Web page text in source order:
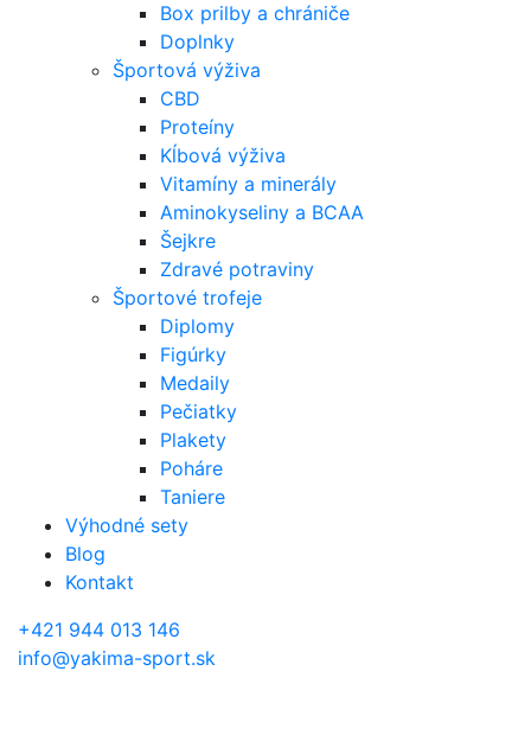
Box prilby a chrániče
Doplnky
Športová výživa
CBD
Proteíny
Kĺbová výživa
Vitamíny a minerály
Aminokyseliny a BCAA
Šejkre
Zdravé potraviny
Športové trofeje
Diplomy
Figúrky
Medaily
Pečiatky
Plakety
Poháre
Taniere
Výhodné sety
Blog
Kontakt
+421 944 013 146
info@yakima-sport.sk